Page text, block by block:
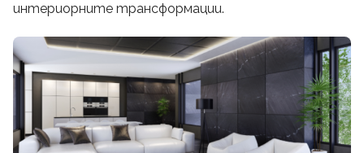
интериорните трансформации.